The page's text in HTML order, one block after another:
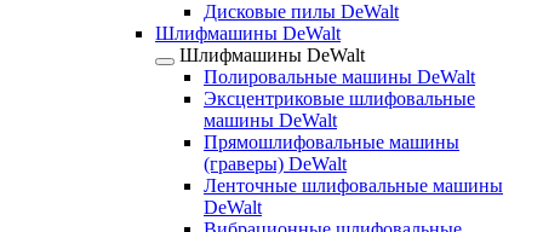
Дисковые пилы DeWalt
Шлифмашины DeWalt
Шлифмашины DeWalt
Полировальные машины DeWalt
Эксцентриковые шлифовальные
машины DeWalt
Прямошлифовальные машины
(граверы) DeWalt
Ленточные шлифовальные машины
DeWalt